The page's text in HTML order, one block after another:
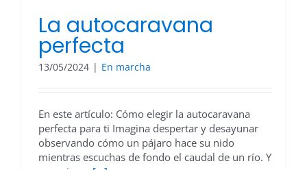
La autocaravana
perfecta
13/05/2024 | En marcha
En este artículo: Cómo elegir la autocaravana
perfecta para ti Imagina despertar y desayunar
observando cómo un pájaro hace su nido
mientras escuchas de fondo el caudal de un río. Y